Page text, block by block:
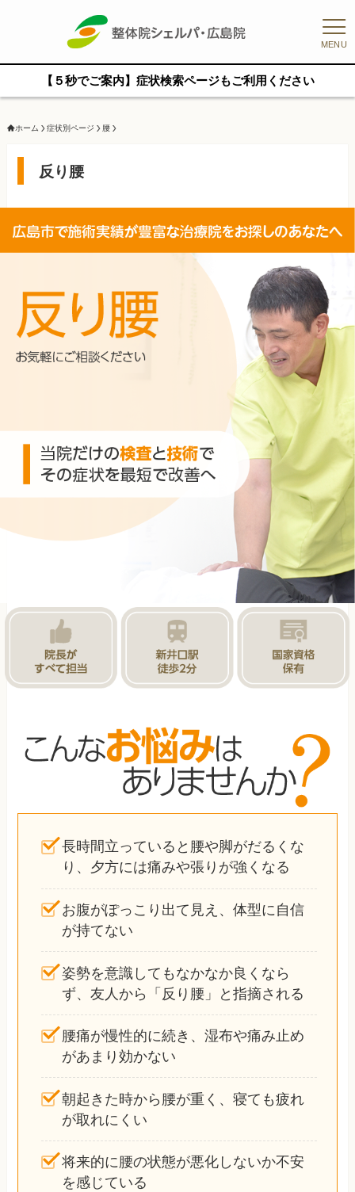
MENU
【５秒でご案内】症状検索ページもご利用ください
ホーム 症状別ページ 腰
反り腰
長時間立っていると腰や脚がだるくな
り、夕方には痛みや張りが強くなる
お腹がぽっこり出て見え、体型に自信
が持てない
姿勢を意識してもなかなか良くなら
ず、友人から「反り腰」と指摘される
腰痛が慢性的に続き、湿布や痛み止め
があまり効かない
朝起きた時から腰が重く、寝ても疲れ
が取れにくい
将来的に腰の状態が悪化しないか不安
を感じている